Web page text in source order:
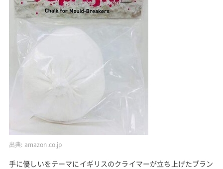
出典: amazon.co.jp
手に優しいをテーマにイギリスのクライマーが立ち上げたブラン